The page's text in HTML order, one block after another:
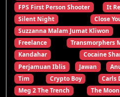
FPS First Person Shooter
It
Silent Night
Close
Suzzanna Malam Jumat Kliwon
Freelance
Transmorphers
Kandahar
Cocaine
Perjamuan Iblis
Jawan
Tim
Crypto Boy Carls
Meg 2 The Trench
The Moon